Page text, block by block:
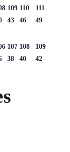
109 110
111
43 46
49
107 108
109
38 40 42